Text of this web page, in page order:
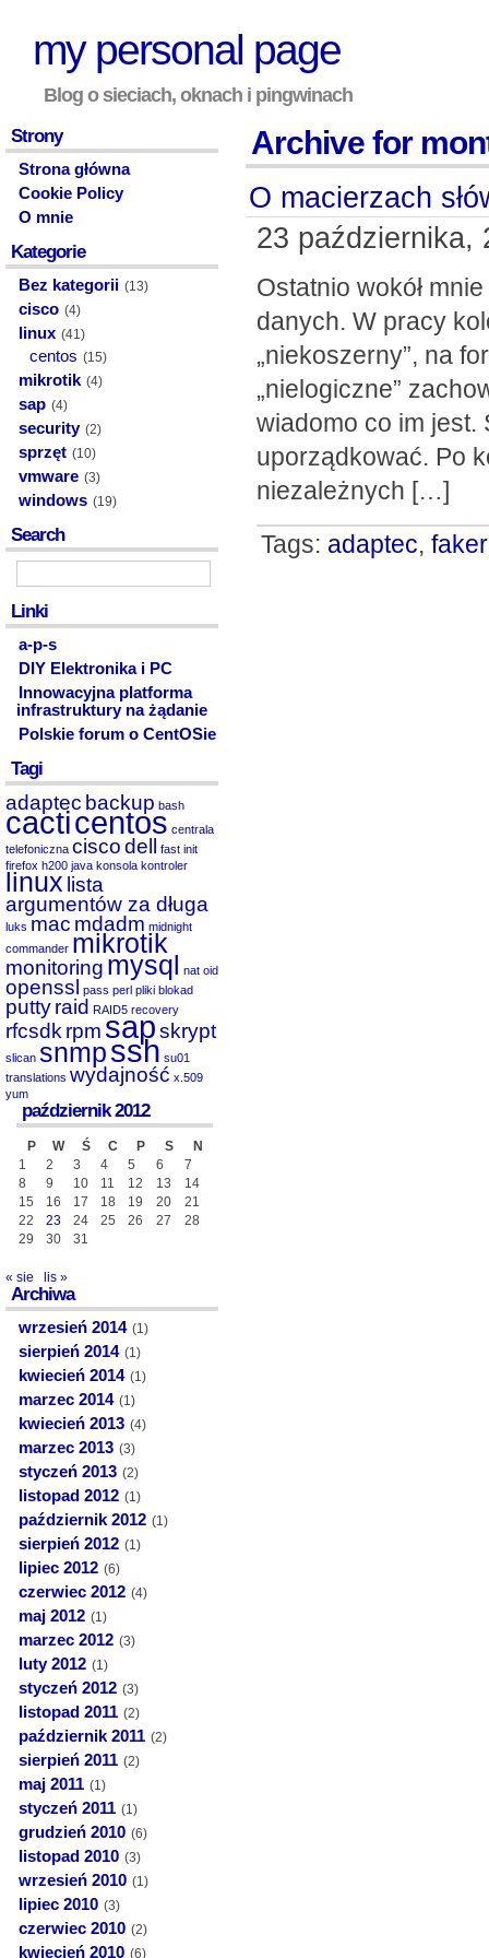
my personal page
Blog o sieciach, oknach i pingwinach
Archive for
O macierzach
23
Ostatnio wokół
danych. W pracy
„niekoszerny”, na
„nielogiczne”
wiadomo co im jest.
uporządkować. Po
niezależnych […]
Tags: adaptec,
Strony
Strona główna
Cookie Policy
O mnie
Kategorie
Bez kategorii (13)
cisco (4)
linux (41)
centos (15)
mikrotik (4)
sap (4)
security (2)
sprzęt (10)
vmware (3)
windows (19)
Search
Linki
a-p-s
DIY Elektronika i PC
Innowacyjna platforma
infrastruktury na żądanie
Polskie forum o CentOSie
Tagi
adaptec backup bash
cacticentos centrala
telefoniczna ciscodell
fast init
firefox h200 java konsola kontroler
linux lista
argumentów za długa
luks mac mdadm midnight
commander mikrotik
monitoring mysql nat oid
openssl pass perl pliki blokad
puttyraid RAID5 recovery
rfcsdk rpm sapskrypt
slican snmpssh su01
translations wydajność x.509
yum
październik 2012
P W Ś C P S
N
1
2 3 4 5 6
7
8
9 10 11 12 13
14
15
16 17 18 19 20
21
22
23 24 25 26 27
28
29
30 31
« sie lis »
Archiwa
wrzesień 2014 (1)
sierpień 2014 (1)
kwiecień 2014 (1)
marzec 2014 (1)
kwiecień 2013 (4)
marzec 2013 (3)
styczeń 2013 (2)
listopad 2012 (1)
październik 2012 (1)
sierpień 2012 (1)
lipiec 2012 (6)
czerwiec 2012 (4)
maj 2012 (1)
marzec 2012 (3)
luty 2012 (1)
styczeń 2012 (3)
listopad 2011 (2)
październik 2011 (2)
sierpień 2011 (2)
maj 2011 (1)
styczeń 2011 (1)
grudzień 2010 (6)
listopad 2010 (3)
wrzesień 2010 (1)
lipiec 2010 (3)
czerwiec 2010 (2)
kwiecień 2010 (6)